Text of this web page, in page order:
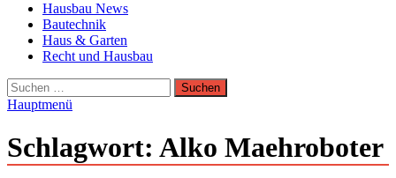
Hausbautrend Hausbau Trends
Hausbau, Modernisierung, Energietechnik, Haustechnik
Hausbau News
Bautechnik
Haus & Garten
Recht und Hausbau
Suchen
nach:
Hauptmenü
Schlagwort: Alko Maehroboter